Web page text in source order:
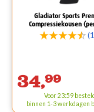
Gladiator Sports
Compressiekousen
34,99
Voor 23:59 besteld,
binnen 1-3 werkdagen